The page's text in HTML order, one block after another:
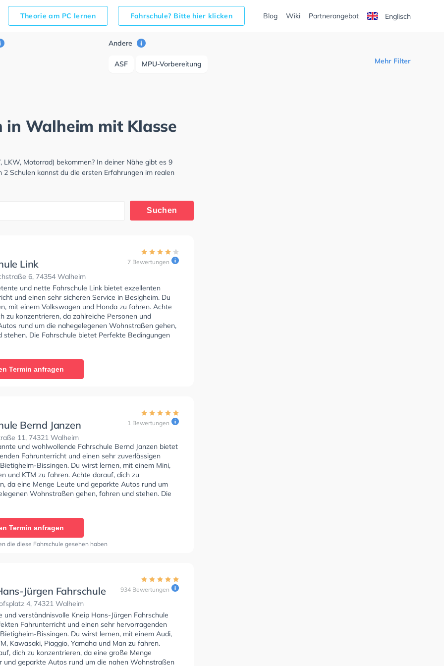
Theorie am PC lernen Fahrschule? Bitte hier klicken Blog Wiki Partnerangebot Englisch
Andere
ASF MPU-Vorbereitung Mehr Filter
in Walheim mit Klasse
Motorrad) bekommen? In deiner Nähe gibt es 9
Schulen kannst du die ersten Erfahrungen im realen
Suchen
Link
6, 74354 Walheim
7 Bewertungen
und nette Fahrschule Link bietet exzellenten
und einen sehr sicheren Service in Besigheim. Du
mit einem Volkswagen und Honda zu fahren. Achte
zu konzentrieren, da zahlreiche Personen und
rund um die nahegelegenen Wohnstraßen gehen,
stehen. Die Fahrschule bietet Perfekte Bedingungen
A1, Klasse B, Klasse A, Klasse BE, Klasse B96,
Klasse D1, Klasse DE1, Klasse D, Klasse DE, Klasse L
T zu erhalten. In der Fahrschule Link Sie können einen
anfragen.
Termin anfragen
Bernd Janzen
11, 74321 Walheim
1 Bewertungen
und wohlwollende Fahrschule Bernd Janzen bietet
Fahrunterricht und einen sehr zuverlässigen
Bissingen. Du wirst lernen, mit einem Mini,
und KTM zu fahren. Achte darauf, dich zu
da eine Menge Leute und geparkte Autos rund um
Wohnstraßen gehen, fahren und stehen. Die
bietet Hervorragende Bedingungen um deine Klasse
A2, Klasse C1, Klasse C1E, Klasse C, Klasse CE,
Klasse DE1, Klasse D, Klasse DE, Klasse L und Klasse T
Termin anfragen
die diese Fahrschule gesehen haben
Jürgen Fahrschule
4, 74321 Walheim
934 Bewertungen
und verständnisvolle Kneip Hans-Jürgen Fahrschule
Fahrunterricht und einen sehr hervorragenden
Bissingen. Du wirst lernen, mit einem Audi,
Kawasaki, Piaggio, Yamaha und Man zu fahren.
dich zu konzentrieren, da eine große Menge
und geparkte Autos rund um die nahen Wohnstraßen